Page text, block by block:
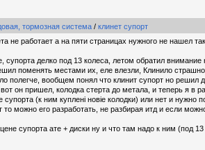
тормозная система / клинет супорт
не работает а на пяти страницах нужного не нашел
супорта делко под 13 колеса, летом обратил внимание
поменять местами их, еле влезли, Клинило
полегче, вообщем понял что клинит супорт но решил
он пришел, колодка стерта до метала, и теперь я в
супорта (к ним куплені новіе колодки) или нет и нужно
то можно его разработать, не разбирая итд и если
супорта ате + диски ну и что там надо к ним (под